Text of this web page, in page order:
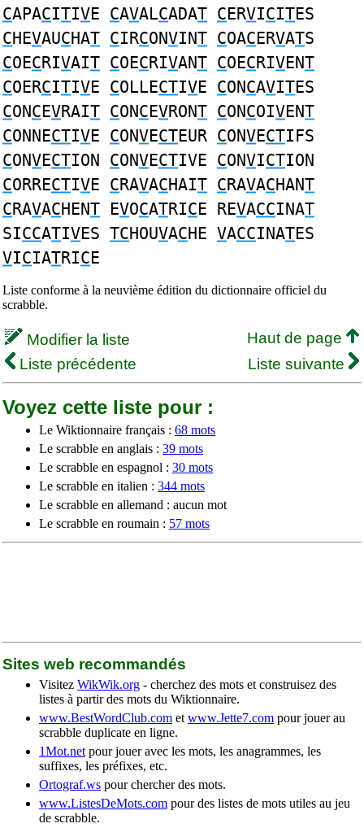
CAPACITIVE CAVALCADAT CERVICITES
CHEVAUCHAT CIRCONVINT COACERVATS
COECRIVAIT COECRIVANT COECRIVENT
COERCITIVE COLLECTIVE CONCAVITES
CONCEVRAIT CONCEVRONT CONCOIVENT
CONNECTIVE CONVECTEUR CONVECTIFS
CONVECTION CONVECTIVE CONVICTION
CORRECTIVE CRAVACHAIT CRAVACHANT
CRAVACHENT EVOCATRICE REVACCINAT
SICCATIVES TCHOUVACHE VACCINATES
VICIATRICE
Liste conforme à la neuvième édition du dictionnaire officiel du
scrabble.
Modifier la liste
Haut de page
Liste précédente
Liste suivante
Voyez cette liste pour :
Le Wiktionnaire français : 68 mots
Le scrabble en anglais : 39 mots
Le scrabble en espagnol : 30 mots
Le scrabble en italien : 344 mots
Le scrabble en allemand : aucun mot
Le scrabble en roumain : 57 mots
Sites web recommandés
Visitez WikWik.org - cherchez des mots et construisez des
listes à partir des mots du Wiktionnaire.
www.BestWordClub.com et www.Jette7.com pour jouer au
scrabble duplicate en ligne.
1Mot.net pour jouer avec les mots, les anagrammes, les
suffixes, les préfixes, etc.
Ortograf.ws pour chercher des mots.
www.ListesDeMots.com pour des listes de mots utiles au jeu
de scrabble.